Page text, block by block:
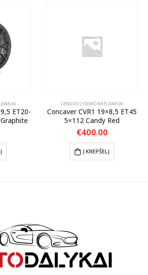
ET20-
LENGVO LYDINIO RATLANKIAI
Concaver CVR1 19×8,5 ET45
5×112 Candy Red
€400.00
Į KREPŠELĮ